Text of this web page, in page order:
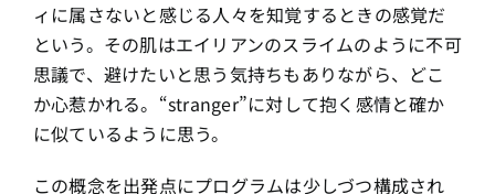
ィに属さないと感じる人々を知覚するときの感覚だ
という。その肌はエイリアンのスライムのように不可
思議で、避けたいと思う気持ちもありながら、どこ
か心惹かれる。“stranger”に対して抱く感情と確か
に似ているように思う。
この概念を出発点にプログラムは少しづつ構成され